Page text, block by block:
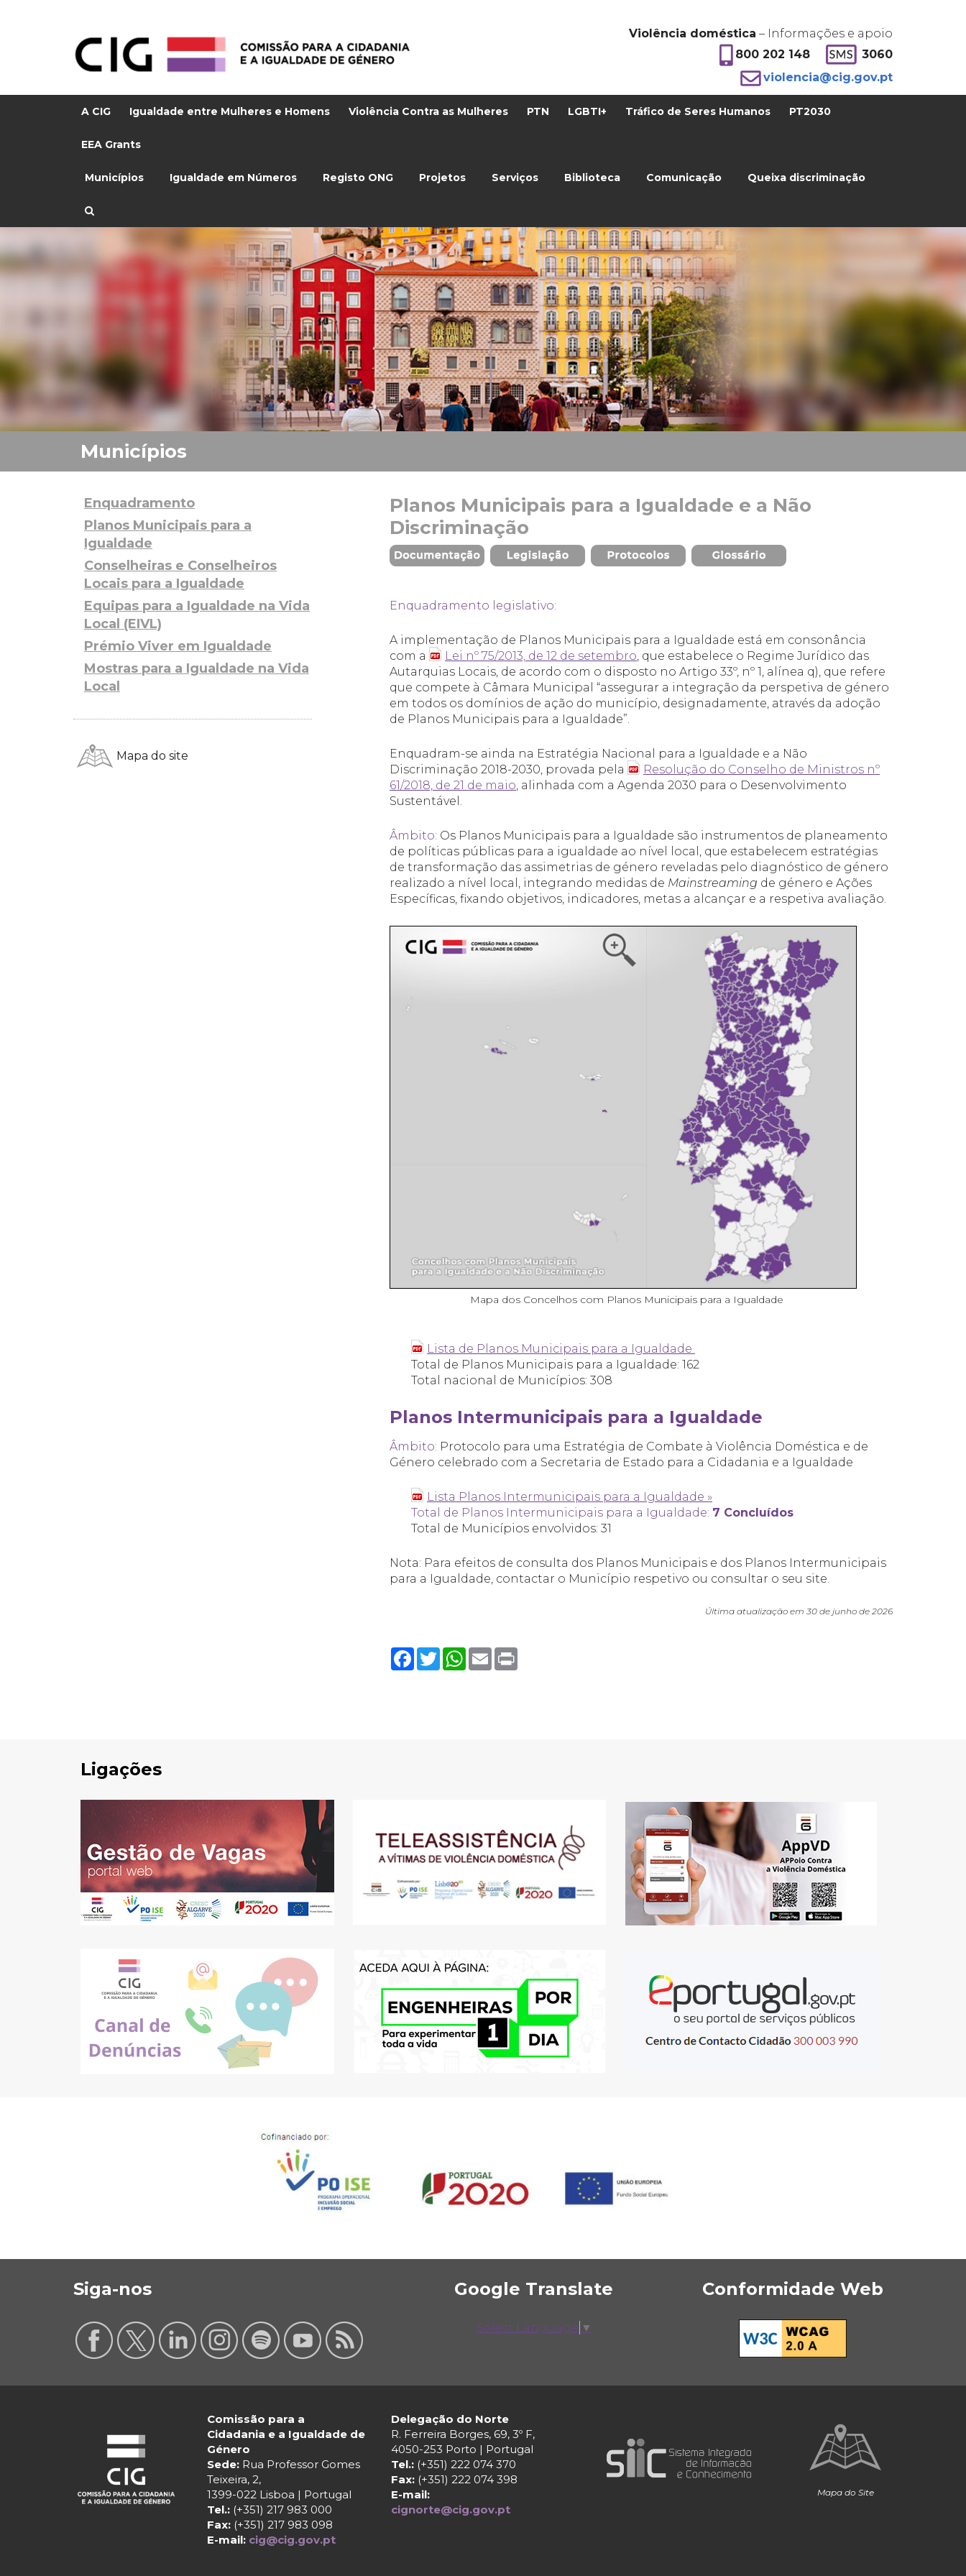
Violência doméstica – Informações e apoio
800 202 148
3060
violencia@cig.gov.pt
A CIG Igualdade entre Mulheres e Homens Violência Contra as Mulheres PTN LGBTI+ Tráfico de Seres Humanos PT2030
EEA Grants
Municípios Igualdade em Números Registo ONG Projetos Serviços Biblioteca Comunicação Queixa discriminação
Planos Municipais para a Igualdade e a Não
Discriminação
Enquadramento legislativo:
A implementação de Planos Municipais para a Igualdade está em consonância
com a
Lei nº 75/2013, de 12 de setembro, que estabelece o Regime Jurídico das
Autarquias Locais, de acordo com o disposto no Artigo 33º, nº 1, alínea q), que refere
que compete à Câmara Municipal “assegurar a integração da perspetiva de género
em todos os domínios de ação do município, designadamente, através da adoção
de Planos Municipais para a Igualdade”.
Enquadram-se ainda na Estratégia Nacional para a Igualdade e a Não
Discriminação 2018-2030, provada pela
Resolução do Conselho de Ministros nº
61/2018, de 21 de maio, alinhada com a Agenda 2030 para o Desenvolvimento
Sustentável.
Âmbito: Os Planos Municipais para a Igualdade são instrumentos de planeamento
de políticas públicas para a igualdade ao nível local, que estabelecem estratégias
de transformação das assimetrias de género reveladas pelo diagnóstico de género
realizado a nível local, integrando medidas de Mainstreaming de género e Ações
Específicas, fixando objetivos, indicadores, metas a alcançar e a respetiva avaliação.
Mapa dos Concelhos com Planos Municipais para a Igualdade
Lista de Planos Municipais para a Igualdade
Total de Planos Municipais para a Igualdade: 162
Total nacional de Municípios: 308
Planos Intermunicipais para a Igualdade
Âmbito: Protocolo para uma Estratégia de Combate à Violência Doméstica e de
Género celebrado com a Secretaria de Estado para a Cidadania e a Igualdade
Lista Planos Intermunicipais para a Igualdade »
Total de Planos Intermunicipais para a Igualdade: 7 Concluídos
Total de Municípios envolvidos: 31
Nota: Para efeitos de consulta dos Planos Municipais e dos Planos Intermunicipais
para a Igualdade, contactar o Município respetivo ou consultar o seu site.
Última atualização em 30 de junho de 2026
Facebook
TwitterWhatsApp
Email
Enquadramento
Planos Municipais para a
Igualdade
Conselheiras e Conselheiros
Locais para a Igualdade
Equipas para a Igualdade na Vida
Local (EIVL)
Prémio Viver em Igualdade
Mostras para a Igualdade na Vida
Local
Mapa do site
Ligações
Siga-nos Google Translate
Select Language ▼
Conformidade Web
Comissão para a
Cidadania e a Igualdade de
Género
Sede: Rua Professor Gomes
Teixeira, 2,
1399-022 Lisboa | Portugal
Tel.: (+351) 217 983 000
Fax: (+351) 217 983 098
E-mail: cig@cig.gov.pt
Delegação do Norte
R. Ferreira Borges, 69, 3º F,
4050-253 Porto | Portugal
Tel.: (+351) 222 074 370
Fax: (+351) 222 074 398
E-mail:
cignorte@cig.gov.pt
Mapa do Site